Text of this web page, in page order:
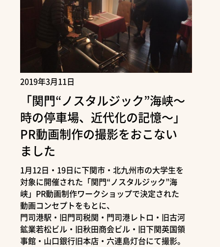
2019年3月11日
「関門“ノスタルジック”海峡～
時の停車場、近代化の記憶～」
PR動画制作の撮影をおこない
ました
1月12日・19日に下関市・北九州市の大学生を
対象に開催された「関門“ノスタルジック”海
峡」PR動画制作ワークショップで決定された
動画コンセプトをもとに、
門司港駅・旧門司税関・門司港レトロ・旧古河
鉱業若松ビル・旧秋田商会ビル・旧下関英国領
事館・山口銀行旧本店・六連島灯台にて撮影。